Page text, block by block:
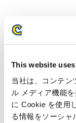
This website
当社は、コンテン
ル メディア機能
に Cookie を使用
る情報をソーシャ
Related Article
Quarterly
Business